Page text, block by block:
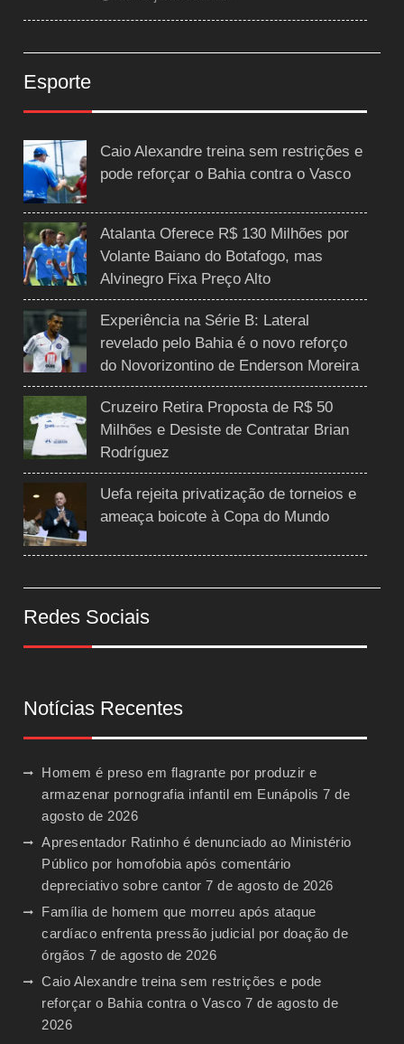
Esporte
Caio Alexandre treina sem restrições e
pode reforçar o Bahia contra o Vasco
Atalanta Oferece R$ 130 Milhões por
Volante Baiano do Botafogo, mas
Alvinegro Fixa Preço Alto
Experiência na Série B: Lateral
revelado pelo Bahia é o novo reforço
do Novorizontino de Enderson Moreira
Cruzeiro Retira Proposta de R$ 50
Milhões e Desiste de Contratar Brian
Rodríguez
Uefa rejeita privatização de torneios e
ameaça boicote à Copa do Mundo
Redes Sociais
Notícias Recentes
Homem é preso em flagrante por produzir e
armazenar pornografia infantil em Eunápolis 7 de
agosto de 2026
Apresentador Ratinho é denunciado ao Ministério
Público por homofobia após comentário
depreciativo sobre cantor 7 de agosto de 2026
Família de homem que morreu após ataque
cardíaco enfrenta pressão judicial por doação de
órgãos 7 de agosto de 2026
Caio Alexandre treina sem restrições e pode
reforçar o Bahia contra o Vasco 7 de agosto de
2026